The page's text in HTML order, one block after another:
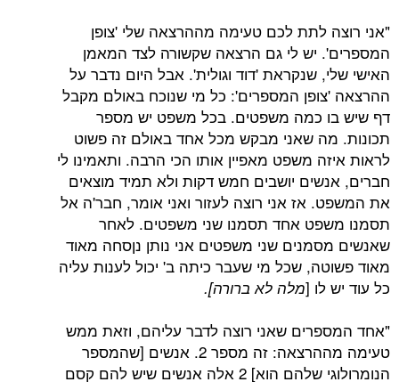
"אני רוצה לתת לכם טעימה מההרצאה שלי 'צופן
המספרים'. יש לי גם הרצאה שקשורה לצד המאמן
האישי שלי, שנקראת 'דוד וגולית'. אבל היום נדבר על
ההרצאה 'צופן המספרים': כל מי שנוכח באולם מקבל
דף שיש בו כמה משפטים. בכל משפט יש מספר
תכונות. מה שאני מבקש מכל אחד באולם זה פשוט
לראות איזה משפט מאפיין אותו הכי הרבה. ותאמינו לי
חברים, אנשים יושבים חמש דקות ולא תמיד מוצאים
את המשפט. אז אני רוצה לעזור ואני אומר, חבר'ה אל
תסמנו משפט אחד תסמנו שני משפטים. לאחר
שאנשים מסמנים שני משפטים אני נותן נןסחה מאוד
מאוד פשוטה, שכל מי שעבר כיתה ב' יכול לענות עליה
כל עוד יש לו [מלה לא ברורה].
"אחד המספרים שאני רוצה לדבר עליהם, וזאת ממש
טעימה מההרצאה: זה מספר 2. אנשים [שהמספר
הנומרולוגי שלהם הוא] 2 אלה אנשים שיש להם קסם